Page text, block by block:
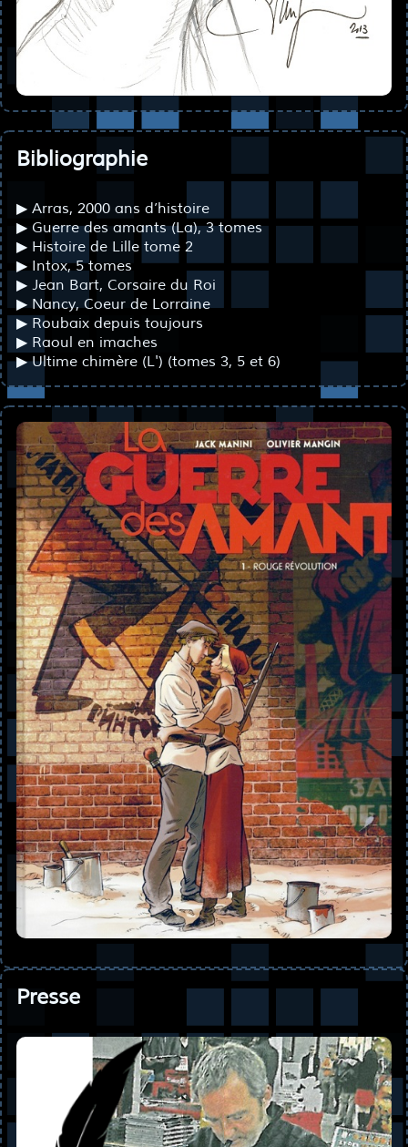
Bibliographie
▶ Arras, 2000 ans d’histoire
▶ Guerre des amants (La), 3 tomes
▶ Histoire de Lille tome 2
▶ Intox, 5 tomes
▶ Jean Bart, Corsaire du Roi
▶ Nancy, Coeur de Lorraine
▶ Roubaix depuis toujours
▶ Raoul en imaches
▶ Ultime chimère (L') (tomes 3, 5 et 6)
Presse